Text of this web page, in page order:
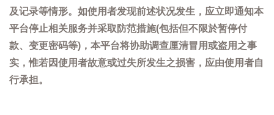
及记录等情形。如使用者发现前述状况发生，应立即通知本
平台停止相关服务并采取防范措施(包括但不限於暂停付
款、变更密码等)，本平台将协助调查厘清冒用或盗用之事
实，惟若因使用者故意或过失所发生之损害，应由使用者自
行承担。